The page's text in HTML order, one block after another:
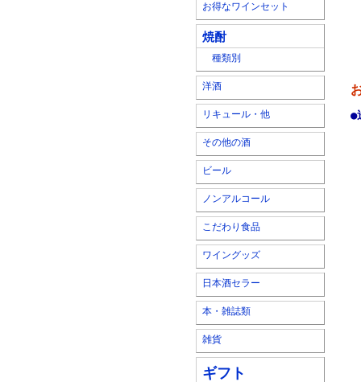
お得なワインセット
焼酎
種類別
洋酒
リキュール・他
その他の酒
ビール
ノンアルコール
こだわり食品
ワイングッズ
日本酒セラー
本・雑誌類
雑貨
ギフト
●